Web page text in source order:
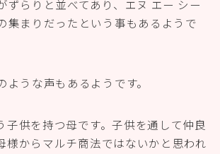
ずらりと並べてあり、エヌ エー シー
集まりだったという事もあるようで
ような声もあるようです。
子供を持つ母です。子供を通して仲良
様からマルチ商法ではないかと思われ